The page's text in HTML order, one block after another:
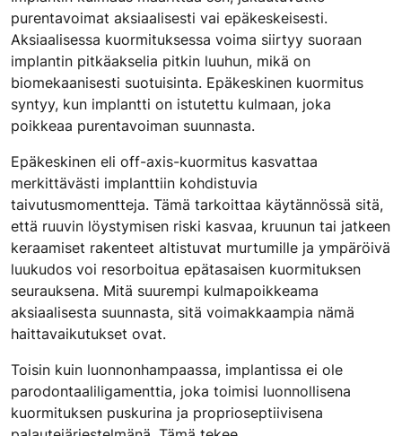
purentavoimat aksiaalisesti vai epäkeskeisesti.
Aksiaalisessa kuormituksessa voima siirtyy suoraan
implantin pitkäakselia pitkin luuhun, mikä on
biomekaanisesti suotuisinta. Epäkeskinen kuormitus
syntyy, kun implantti on istutettu kulmaan, joka
poikkeaa purentavoiman suunnasta.
Epäkeskinen eli off-axis-kuormitus kasvattaa
merkittävästi implanttiin kohdistuvia
taivutusmomentteja. Tämä tarkoittaa käytännössä sitä,
että ruuvin löystymisen riski kasvaa, kruunun tai jatkeen
keraamiset rakenteet altistuvat murtumille ja ympäröivä
luukudos voi resorboitua epätasaisen kuormituksen
seurauksena. Mitä suurempi kulmapoikkeama
aksiaalisesta suunnasta, sitä voimakkaampia nämä
haittavaikutukset ovat.
Toisin kuin luonnonhampaassa, implantissa ei ole
parodontaaliligamenttia, joka toimisi luonnollisena
kuormituksen puskurina ja proprioseptiivisena